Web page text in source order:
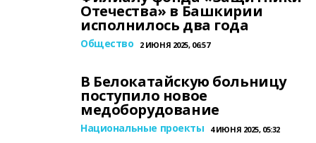
Отечества» в Башкирии
исполнилось два года
Общество 2 ИЮНЯ 2025, 06:57
В Белокатайскую больницу
поступило новое
медоборудование
Национальные проекты 4 ИЮНЯ 2025, 05:32